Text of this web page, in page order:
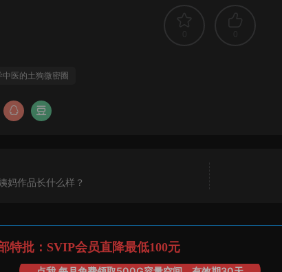
中医的土狗微密圈
妈作品长什么样？
特批：SVIP会员直降最低100元